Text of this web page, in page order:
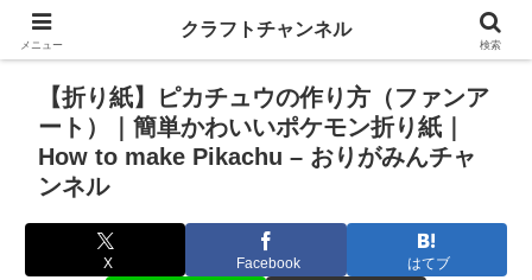
【折り紙】ピカチュウの作り方（ファンア
ート）｜簡単かわいいポケモン折り紙｜
How to make Pikachu – おりがみんチャ
ンネル
X Facebook はてブ
メニュー
クラフトチャンネル
検索